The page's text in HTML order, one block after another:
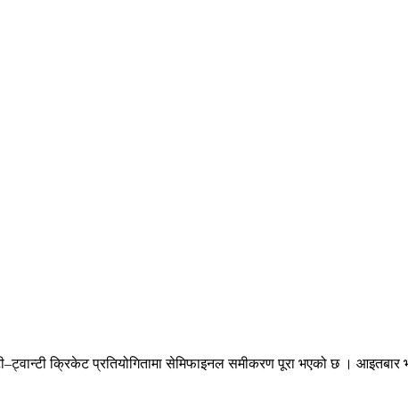
क्रिकेट प्रतियोगितामा सेमिफाइनल समीकरण पूरा भएको छ ।